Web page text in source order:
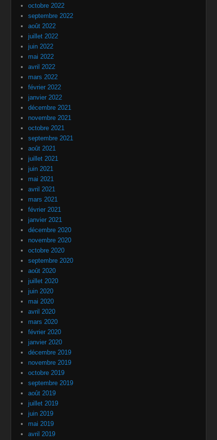
octobre 2022
septembre 2022
août 2022
juillet 2022
juin 2022
mai 2022
avril 2022
mars 2022
février 2022
janvier 2022
décembre 2021
novembre 2021
octobre 2021
septembre 2021
août 2021
juillet 2021
juin 2021
mai 2021
avril 2021
mars 2021
février 2021
janvier 2021
décembre 2020
novembre 2020
octobre 2020
septembre 2020
août 2020
juillet 2020
juin 2020
mai 2020
avril 2020
mars 2020
février 2020
janvier 2020
décembre 2019
novembre 2019
octobre 2019
septembre 2019
août 2019
juillet 2019
juin 2019
mai 2019
avril 2019